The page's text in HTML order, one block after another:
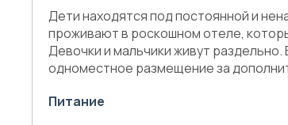
Дети находятся под постоянной и
проживают в роскошном отеле,
Девочки и мальчики живут
одноместное размещение за
Питание